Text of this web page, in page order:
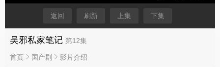
返回 刷新 上集 下集
吴邪私家笔记 第12集
首页 国产剧 影片介绍